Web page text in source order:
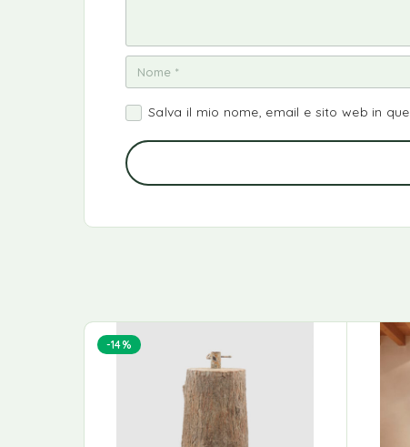
Salva il mio nome, email e sito web in
-14%